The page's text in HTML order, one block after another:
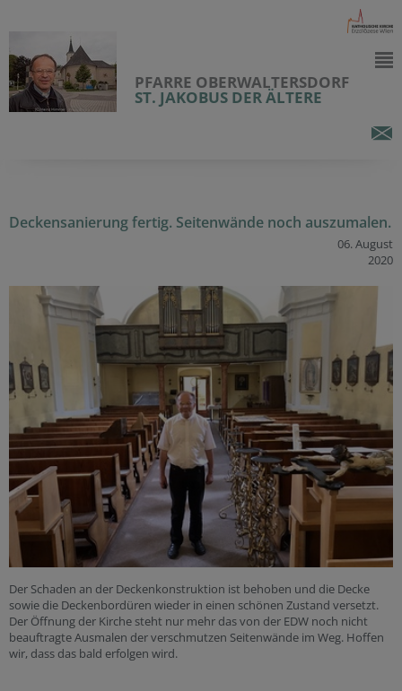
PFARRE OBERWALTERSDORF
ST. JAKOBUS DER ÄLTERE
Deckensanierung fertig. Seitenwände noch auszumalen.
06. August
2020
Der Schaden an der Deckenkonstruktion ist behoben und die Decke
sowie die Deckenbordüren wieder in einen schönen Zustand versetzt.
Der Öffnung der Kirche steht nur mehr das von der EDW noch nicht
beauftragte Ausmalen der verschmutzen Seitenwände im Weg. Hoffen
wir, dass das bald erfolgen wird.